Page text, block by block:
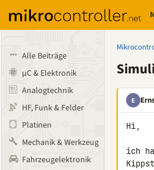
Alle Beiträge
µC & Elektronik
Analogtechnik
HF, Funk & Felder
Platinen
Mechanik & Werkzeug
Fahrzeugelektronik
E
Hi,
ich